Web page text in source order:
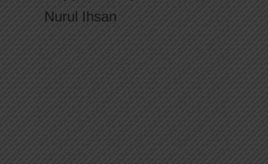
Nurul Ihsan